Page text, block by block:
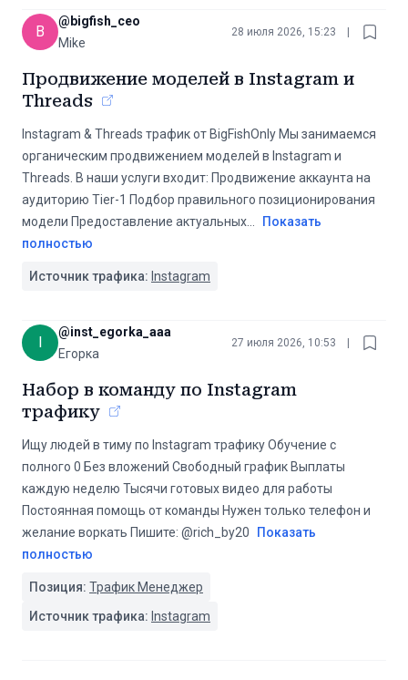
B
@ bigfish_ceo
Mike
28 июля 2026, 15:23
Продвижение моделей в Instagram и
Threads
Instagram & Threads трафик от BigFishOnly Мы занимаемся
органическим продвижением моделей в Instagram и
Threads. В наши услуги входит: Продвижение аккаунта на
аудиторию Tier-1 Подбор правильного позиционирования
модели Предоставление актуальных
Показать
полностью
Источник трафика: Instagram
I
@inst_egorka_aaa
Егорка
27 июля 2026, 10:53
Набор в команду по Instagram
трафику
Ищу людей в тиму по Instagram трафику Обучение с
полного 0 Без вложений Свободный график Выплаты
каждую неделю Тысячи готовых видео для работы
Постоянная помощь от команды Нужен только телефон и
желание воркать Пишите: @rich_by20
Показать
полностью
Позиция: Трафик Менеджер
Источник трафика: Instagram